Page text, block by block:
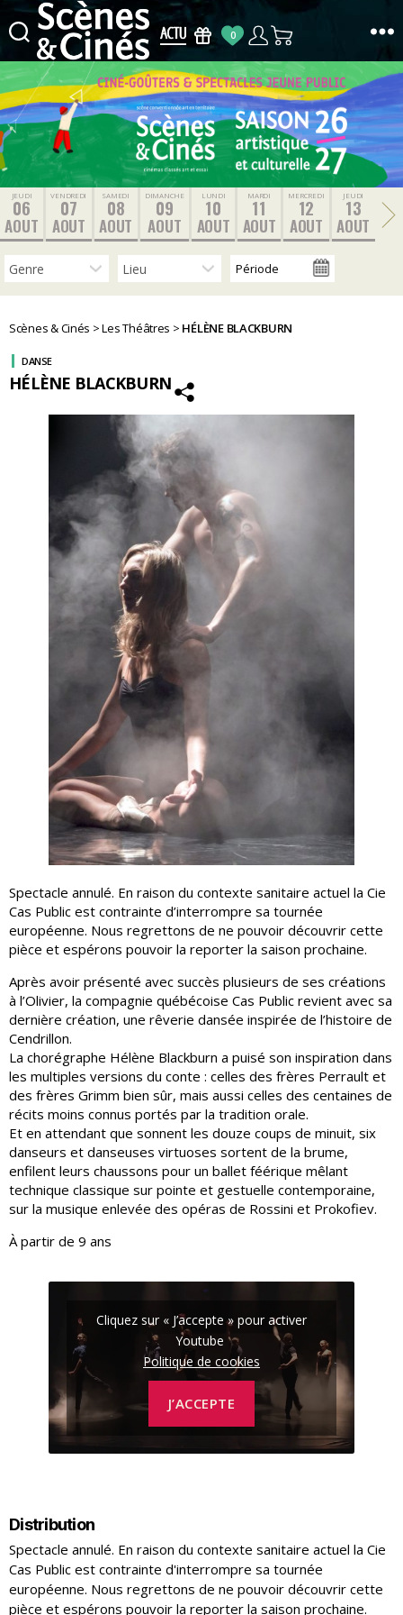
Scènes
&
Cinés
0
JEUDI
06
AOUT
VENDREDI
07
AOUT
SAMEDI
08
AOUT
DIMANCHE
09
AOUT
LUNDI
10
AOUT
MARDI
11
AOUT
MERCREDI
12
AOUT
JEUDI
13
AOUT
Scènes & Cinés >Les Théâtres > HÉLÈNE BLACKBURN
HÉLÈNE BLACKBURN
DANSE
Spectacle annulé. En raison du contexte sanitaire actuel la Cie
Cas Public est contrainte d’interrompre sa tournée
européenne. Nous regrettons de ne pouvoir découvrir cette
pièce et espérons pouvoir la reporter la saison prochaine.
Après avoir présenté avec succès plusieurs de ses créations
à l’Olivier, la compagnie québécoise Cas Public revient avec sa
dernière création, une rêverie dansée inspirée de l’histoire de
Cendrillon.
La chorégraphe Hélène Blackburn a puisé son inspiration dans
les multiples versions du conte : celles des frères Perrault et
des frères Grimm bien sûr, mais aussi celles des centaines de
récits moins connus portés par la tradition orale.
Et en attendant que sonnent les douze coups de minuit, six
danseurs et danseuses virtuoses sortent de la brume,
enfilent leurs chaussons pour un ballet féérique mêlant
technique classique sur pointe et gestuelle contemporaine,
sur la musique enlevée des opéras de Rossini et Prokofiev.
À partir de 9 ans
Cliquez sur « J’accepte » pour activer
Youtube
Politique de cookies
J’ACCEPTE
Distribution
Spectacle annulé. En raison du contexte sanitaire actuel la Cie
Cas Public est contrainte d'interrompre sa tournée
européenne. Nous regrettons de ne pouvoir découvrir cette
pièce et espérons pouvoir la reporter la saison prochaine.